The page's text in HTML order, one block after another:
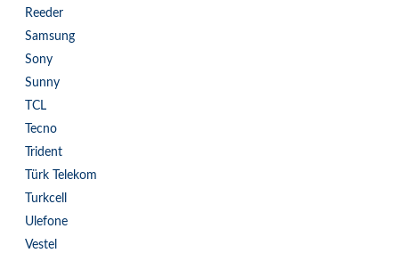
Reeder
Samsung
Sony
Sunny
TCL
Tecno
Trident
Türk Telekom
Turkcell
Ulefone
Vestel